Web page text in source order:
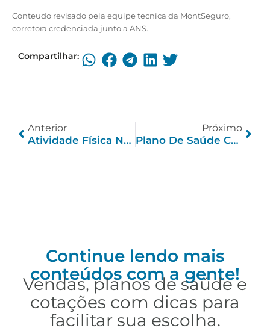
Conteudo revisado pela equipe tecnica da MontSeguro,
corretora credenciada junto a ANS.
Compartilhar:
Anterior
Atividade Física No Trabalho: Benefícios E O Que O Plano Cobre
Próximo
Plano De Saúde Com Reembolso Empresarial: Como Funciona
Continue lendo mais
conteúdos com a gente!
Vendas, planos de saúde e
cotações com dicas para
facilitar sua escolha.